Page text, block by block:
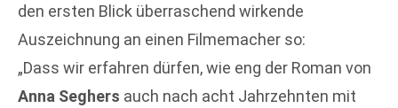
den ersten Blick überraschend wirkende
Auszeichnung an einen Filmemacher so:
„Dass wir erfahren dürfen, wie eng der Roman von
Anna Seghers auch nach acht Jahrzehnten mit